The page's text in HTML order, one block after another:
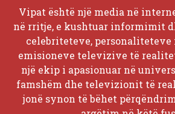
Vipat është një media në
në rritje, e kushtuar informimit
celebriteteve,
emisioneve televizive të
një ekip i apasionuar në
famshëm dhe televizionit të
jonë synon të bëhet